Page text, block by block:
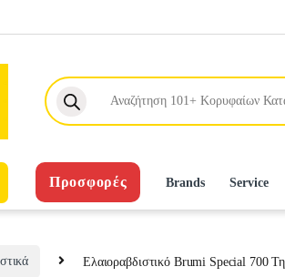
Products search
Προσφορές Brands Service
Ελαιοραβδιστικό Brumi Special 700